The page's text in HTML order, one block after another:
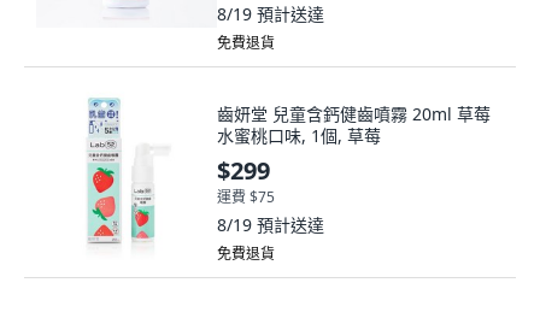
8/19 預計送達
免費退貨
齒妍堂 兒童含鈣健齒噴霧 20ml 草莓
水蜜桃口味, 1個, 草莓
$299
運費 $75
8/19 預計送達
免費退貨